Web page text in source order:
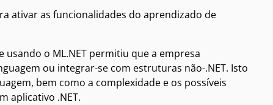
ativar as funcionalidades do aprendizado de
usando o ML.NET permitiu que a empresa
ou integrar-se com estruturas não-.NET. Isto
bem como a complexidade e os possíveis
aplicativo .NET.